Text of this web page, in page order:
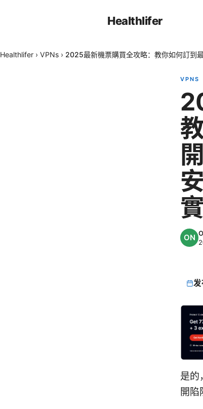
Healthlifer
Healthlifer › VPNs › 2025最新機票購買全攻略：教你如何訂到
VPNS
是的
開陷